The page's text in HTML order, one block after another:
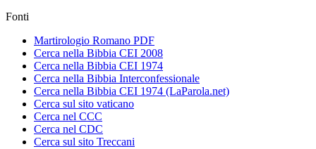
Fonti
Martirologio Romano PDF
Cerca nella Bibbia CEI 2008
Cerca nella Bibbia CEI 1974
Cerca nella Bibbia Interconfessionale
Cerca nella Bibbia CEI 1974 (LaParola.net)
Cerca sul sito vaticano
Cerca nel CCC
Cerca nel CDC
Cerca sul sito Treccani